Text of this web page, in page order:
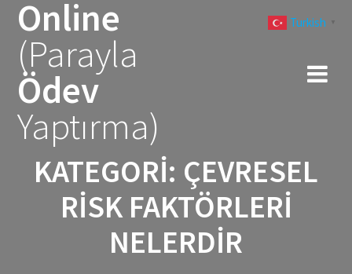
Online
(Parayla
Ödev
Yaptırma)
KATEGORI: ÇEVRESEL
RISK FAKTÖRLERI
NELERDIR
Turkish ▼